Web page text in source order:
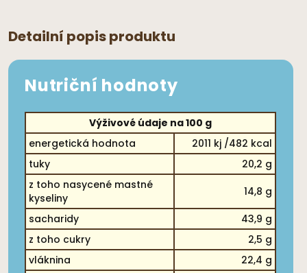
Detailní popis produktu
Nutriční hodnoty
Výživové údaje na 100 g
energetická hodnota
2011 kj /482 kcal
tuky
20,2 g
z toho nasycené mastné
kyseliny
14,8 g
sacharidy
43,9 g
z toho cukry
2,5 g
vláknina
22,4 g